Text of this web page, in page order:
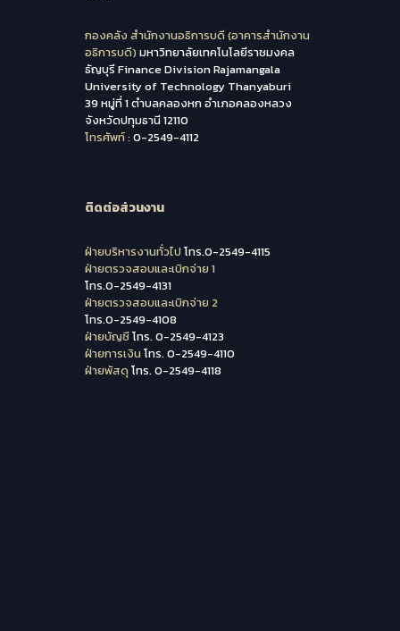
กองคลัง สำนักงานอธิการบดี (อาคารสำนักงาน
อธิการบดี) มหาวิทยาลัยเทคโนโลยีราชมงคล
ธัญบุรี Finance Division Rajamangala
University of Technology Thanyaburi
39 หมู่ที่ 1 ตำบลคลองหก อำเภอคลองหลวง
จังหวัดปทุมธานี 12110
โทรศัพท์ : 0-2549-4112
ติดต่อส่วนงาน
ฝ่ายบริหารงานทั่วไป โทร.0-2549-4115
ฝ่ายตรวจสอบและเบิกจ่าย 1
โทร.0-2549-4131
ฝ่ายตรวจสอบและเบิกจ่าย 2
โทร.0-2549-4108
ฝ่ายบัญชีโทร. 0-2549-4123
ฝ่ายการเงิน โทร. 0-2549-4110
ฝ่ายพัสดุ โทร. 0-2549-4118